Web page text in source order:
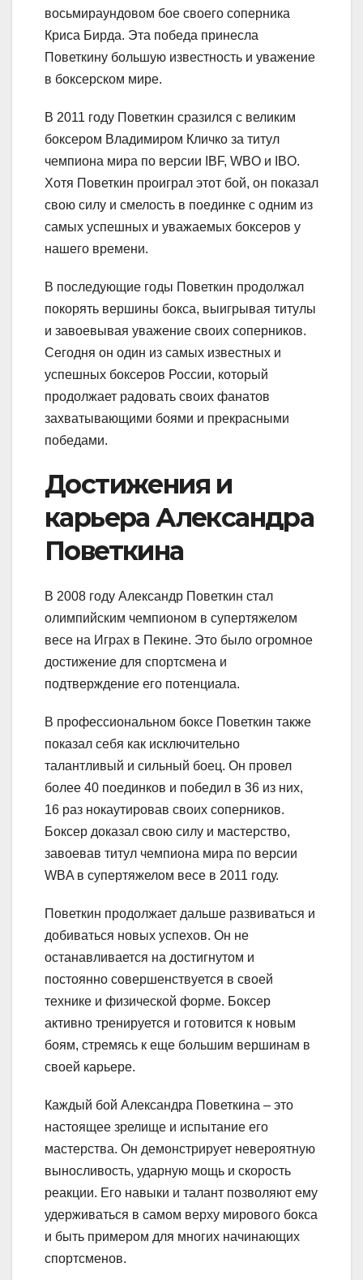
восьмираундовом бое своего соперника
Криса Бирда. Эта победа принесла
Поветкину большую известность и уважение
в боксерском мире.
В 2011 году Поветкин сразился с великим
боксером Владимиром Кличко за титул
чемпиона мира по версии IBF, WBO и IBO.
Хотя Поветкин проиграл этот бой, он показал
свою силу и смелость в поединке с одним из
самых успешных и уважаемых боксеров у
нашего времени.
В последующие годы Поветкин продолжал
покорять вершины бокса, выигрывая титулы
и завоевывая уважение своих соперников.
Сегодня он один из самых известных и
успешных боксеров России, который
продолжает радовать своих фанатов
захватывающими боями и прекрасными
победами.
Достижения и
карьера Александра
Поветкина
В 2008 году Александр Поветкин стал
олимпийским чемпионом в супертяжелом
весе на Играх в Пекине. Это было огромное
достижение для спортсмена и
подтверждение его потенциала.
В профессиональном боксе Поветкин также
показал себя как исключительно
талантливый и сильный боец. Он провел
более 40 поединков и победил в 36 из них,
16 раз нокаутировав своих соперников.
Боксер доказал свою силу и мастерство,
завоевав титул чемпиона мира по версии
WBA в супертяжелом весе в 2011 году.
Поветкин продолжает дальше развиваться и
добиваться новых успехов. Он не
останавливается на достигнутом и
постоянно совершенствуется в своей
технике и физической форме. Боксер
активно тренируется и готовится к новым
боям, стремясь к еще большим вершинам в
своей карьере.
Каждый бой Александра Поветкина – это
настоящее зрелище и испытание его
мастерства. Он демонстрирует невероятную
выносливость, ударную мощь и скорость
реакции. Его навыки и талант позволяют ему
удерживаться в самом верху мирового бокса
и быть примером для многих начинающих
спортсменов.